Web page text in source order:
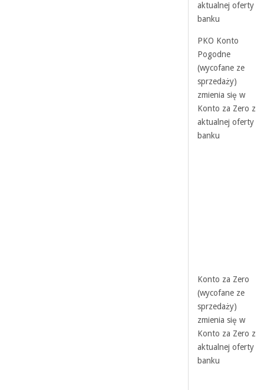
aktualnej oferty
banku
PKO Konto
Pogodne
(wycofane ze
sprzedaży)
zmienia się w
Konto za Zero z
aktualnej oferty
banku
Konto za Zero
(wycofane ze
sprzedaży)
zmienia się w
Konto za Zero z
aktualnej oferty
banku